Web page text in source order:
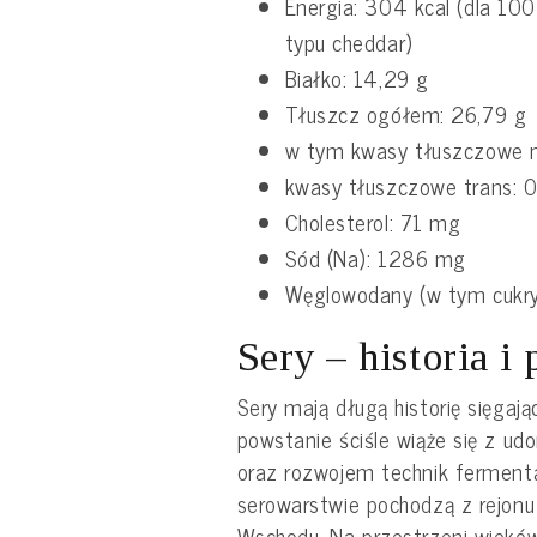
typu cheddar)
Białko: 14,29 g
Tłuszcz ogółem: 26,79 g
w tym kwasy tłuszczowe
kwasy tłuszczowe trans:
Cholesterol: 71 mg
Sód (Na): 1286 mg
Węglowodany (w tym
Sery – historia i
Sery mają długą historię
powstanie ściśle wiąże się z
oraz rozwojem technik
serowarstwie pochodzą z